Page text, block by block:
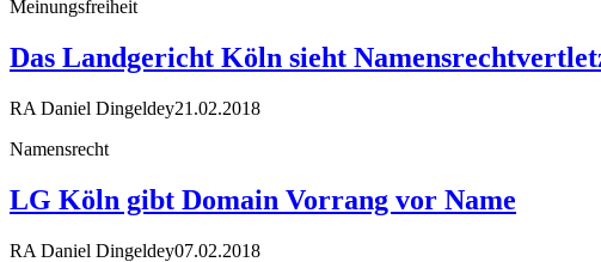
Meinungsfreiheit
Das Landgericht Köln sieht
RA Daniel Dingeldey21.02.2018
Namensrecht
LG Köln gibt Domain Vorrang vor Name
RA Daniel Dingeldey07.02.2018